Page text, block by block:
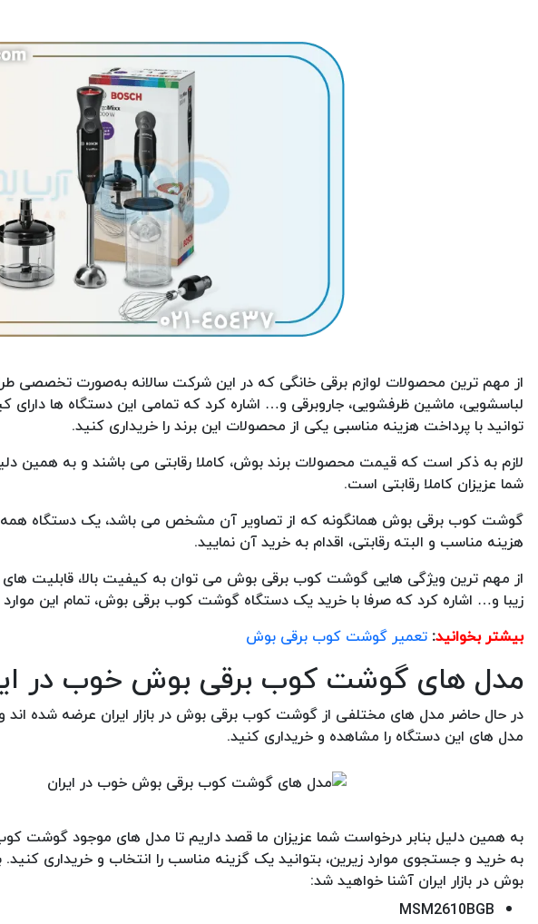
از مهم ترین محصولات لوازم برقی خانگی که در این شرکت سالانه به‌صورت تخصصی
لباسشویی، ماشین ظرفشویی، جاروبرقی و… اشاره کرد که تمامی این دستگاه ها
توانید با پرداخت هزینه مناسبی یکی از محصولات این برند را خریداری کنید.
لازم به ذکر است که قیمت محصولات برند بوش، کاملا رقابتی می باشند و به همین
شما عزیزان کاملا رقابتی است.
گوشت کوب برقی بوش همانگونه که از تصاویر آن مشخص می باشد، یک دستگاه
هزینه مناسب و البته رقابتی، اقدام به خرید آن نمایید.
از مهم ترین ویژگی هایی گوشت کوب برقی بوش می توان به کیفیت بالا، قابلیت های
زیبا و… اشاره کرد که صرفا با خرید یک دستگاه گوشت کوب برقی بوش، تمام این موارد
بیشتر بخوانید: تعمیر گوشت کوب برقی بوش
مدل های گوشت کوب برقی بوش خوب در
در حال حاضر مدل های مختلفی از گوشت کوب برقی بوش در بازار ایران عرضه شده اند
مدل های این دستگاه را مشاهده و خریداری کنید.
به همین دلیل بنابر درخواست شما عزیزان ما قصد داریم تا مدل های موجود گوشت کوب
به خرید و جستجوی موارد زیرین، بتوانید یک گزینه مناسب را انتخاب و خریداری
بوش در بازار ایران آشنا خواهید شد:
MSM2610BGB